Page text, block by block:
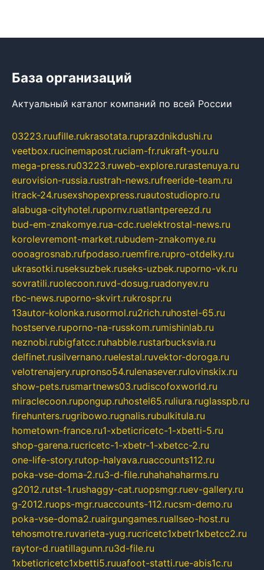
База организаций
Актуальный каталог компаний по всей России
03223.ruufille.rukrasotata.ruprazdnikdushi.ru
veetbox.rucinemapost.ruciam-fr.rukraft-you.ru
mega-press.ru03223.ruweb-explore.rurastenuya.ru
eurovision-russia.rustrah-news.rufreeride-team.ru
itrack-24.rusexshopexpress.ruautostudiopro.ru
alabuga-cityhotel.rupornv.ruatlantpereezd.ru
bud-em-znakomye.rua-cdc.ruelektrostal-news.ru
korolevremont-market.rubudem-znakomye.ru
oooagrosnab.rufpodaso.ruemfire.rupro-otdelky.ru
ukrasotki.ruseksuzbek.ruseks-uzbek.ruporno-vk.ru
sovratili.ruolecoon.ruvd-dosug.ruadonyev.ru
rbc-news.ruporno-skvirt.rukrospr.ru
13autor-kolonka.rusormol.ru2rich.ruhostel-65.ru
hostserve.ruporno-na-russkom.rumishinlab.ru
neznobi.rubigfatcc.ruhabble.rustarbucksvia.ru
delfinet.rusilvernano.ruelestal.ruvektor-doroga.ru
velotrenajery.rupronso54.rulenasever.rulovinskix.ru
show-pets.rusmartnews03.rudiscofoxworld.ru
miraclecoon.rupongup.ruhostel65.ruliura.ruglasspb.ru
firehunters.rugribowo.rugnalis.rubulkitula.ru
hometown-france.ru1-xbeticricetc-1-xbetti-5.ru
shop-garena.rucricetc-1-xbetr-1-xbetcc-2.ru
one-life-story.rutop-halyava.ruaccounts112.ru
poka-vse-doma-2.ru3-d-file.ruhahahaharms.ru
g2012.rutst-1.rushaggy-cat.ruopsmgr.ruev-gallery.ru
g-2012.ruops-mgr.ruaccounts-112.rucsm-demo.ru
poka-vse-doma2.ruairgungames.ruallseo-host.ru
tehosmotre.ruvarieta-yug.rucricetc1xbetr1xbetcc2.ru
raytor-d.ruatillagunn.ru3d-file.ru
1xbeticricetc1xbetti5.ruuafoot-statti.rue-abis1c.ru